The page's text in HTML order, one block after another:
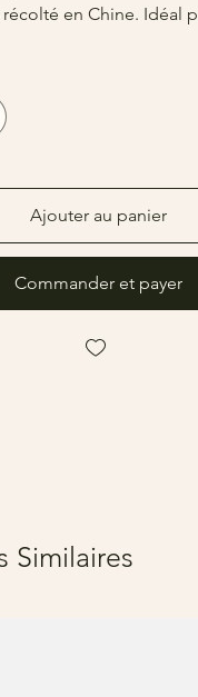
en Chine. Idéal
Ajouter au panier
Commander et payer
Similaires